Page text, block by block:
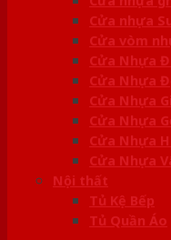
Cửa nhựa
Cửa vòm
Cửa Nhựa
Cửa Nhựa
Cửa Nhựa
Cửa Nhựa
Cửa Nhựa
Cửa Nhựa
Nội thất
Tủ Kệ Bếp
Tủ Quần Áo